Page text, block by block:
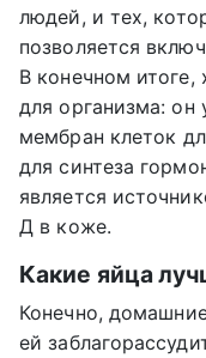
людей, и тех,
позволяется
В конечном итоге,
для организма:
мембран клеток
для синтеза
является
Д в коже.
Какие яйца
Конечно,
ей